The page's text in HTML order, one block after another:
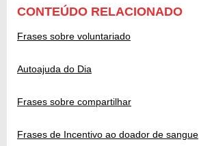
CONTEÚDO RELACIONADO
Frases sobre voluntariado
Autoajuda do Dia
Frases sobre compartilhar
Frases de Incentivo ao doador de sangue